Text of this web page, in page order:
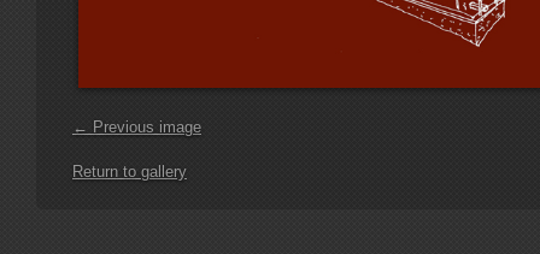
← Previous image
Return to gallery